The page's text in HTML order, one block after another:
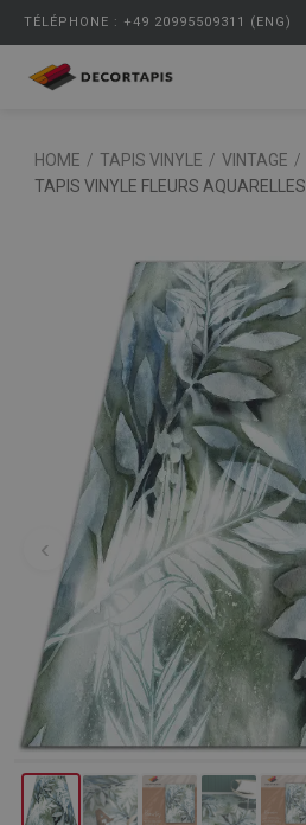
TÉLÉPHONE : +49 20995509311 (ENG)
HOME / TAPIS VINYLE / VINTAGE /
TAPIS VINYLE FLEURS AQUARELLES
‹